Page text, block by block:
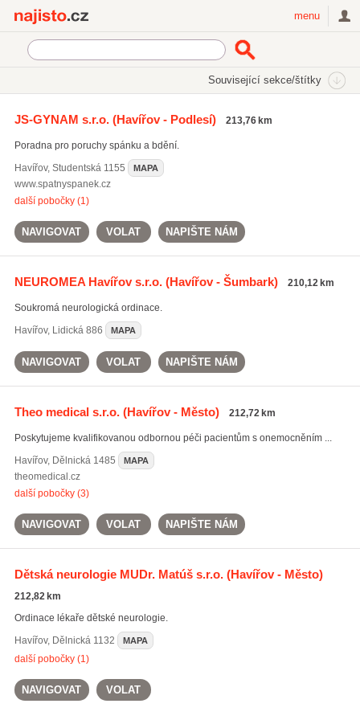
menu
Související sekce/štítky
JS-GYNAM s.r.o.(Havířov - Podlesí) 213,76 km
Poradna pro poruchy spánku a bdění.
Havířov, Studentská 1155 MAPA
www.spatnyspanek.cz
další pobočky (1)
NAVIGOVAT VOLAT NAPIŠTE NÁM
NEUROMEA Havířov s.r.o.(Havířov - Šumbark) 210,12 km
Soukromá neurologická ordinace.
Havířov, Lidická 886 MAPA
NAVIGOVAT VOLAT NAPIŠTE NÁM
Theo medical s.r.o.(Havířov - Město) 212,72 km
Poskytujeme kvalifikovanou odbornou péči pacientům s onemocněním ...
Havířov, Dělnická 1485 MAPA
theomedical.cz
další pobočky (3)
NAVIGOVAT VOLAT NAPIŠTE NÁM
Dětská neurologie MUDr. Matúš s.r.o.(Havířov - Město)
212,82 km
Ordinace lékaře dětské neurologie.
Havířov, Dělnická 1132 MAPA
další pobočky (1)
NAVIGOVAT VOLAT